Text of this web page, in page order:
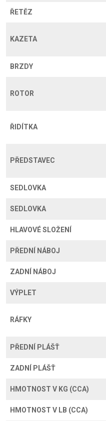
ŘETĚZ
KAZETA
BRZDY
ROTOR
ŘIDÍTKA
PŘEDSTAVEC
SEDLOVKA
SEDLOVKA
HLAVOVÉ SLOŽENÍ
PŘEDNÍ NÁBOJ
ZADNÍ NÁBOJ
VÝPLET
RÁFKY
PŘEDNÍ PLÁŠŤ
ZADNÍ PLÁŠŤ
HMOTNOST V KG (CCA)
HMOTNOST V LB (CCA)